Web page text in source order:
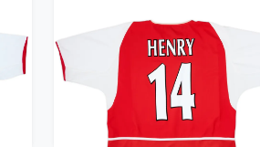
2002-04 Arsenal Home Shirt
Henry #14 - 8/10 - (L)
359.99£ · ca. €425
Trikot kaufen